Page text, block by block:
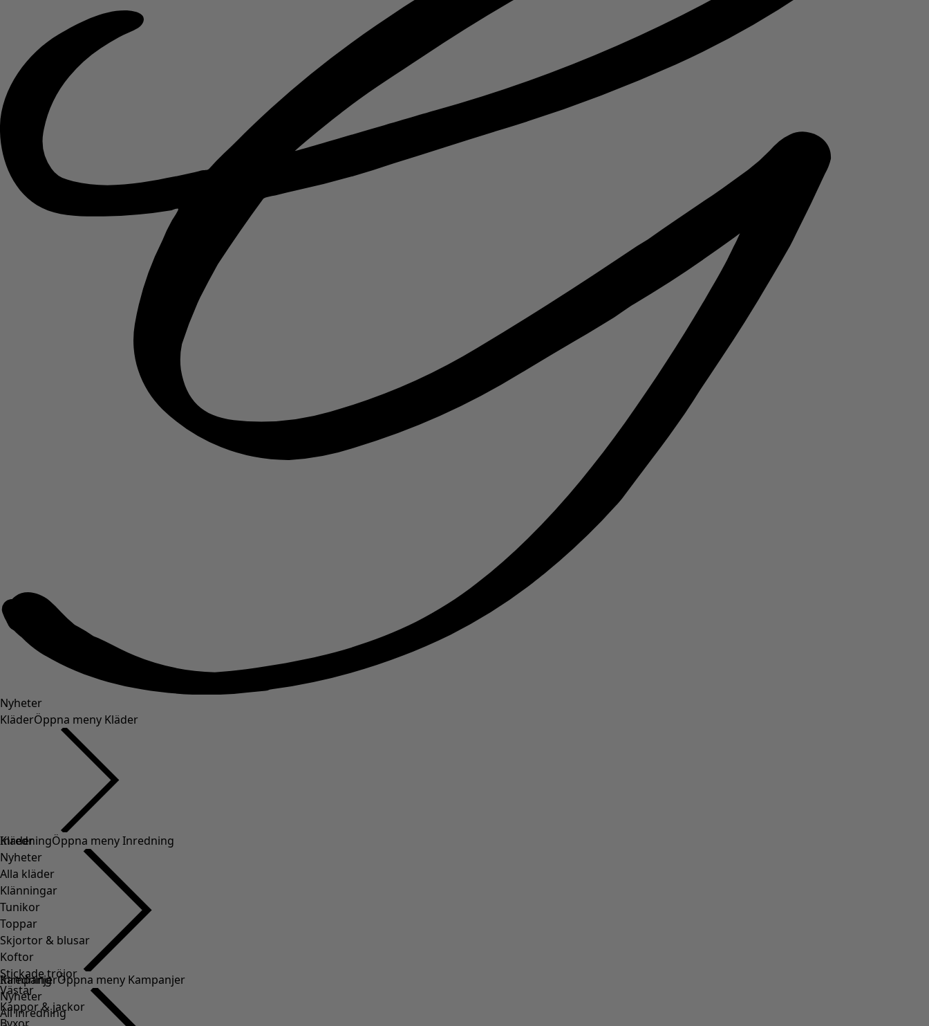
Nyheter
KläderÖppna meny Kläder
Kläder
Nyheter
Alla kläder
Klänningar
Tunikor
Toppar
Skjortor & blusar
Koftor
Stickade tröjor
Västar
Kappor & jackor
InredningÖppna meny Inredning
Inredning
Nyheter
All inredning
KampanjerÖppna meny Kampanjer